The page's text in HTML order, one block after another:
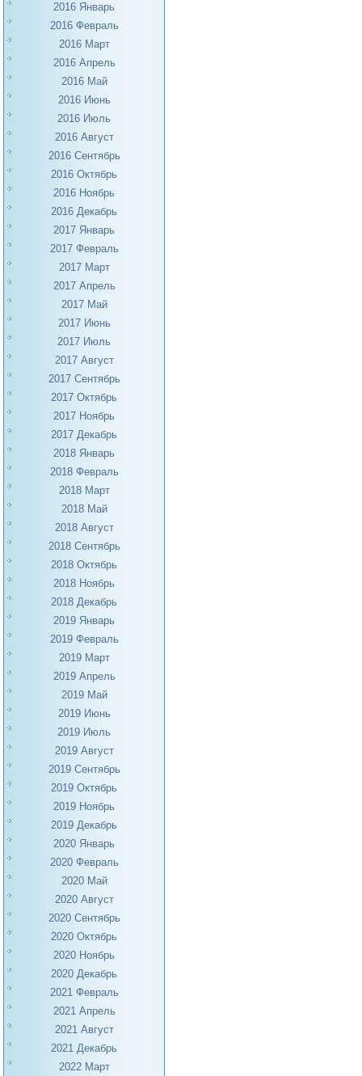
2016 Январь
2016 Февраль
2016 Март
2016 Апрель
2016 Май
2016 Июнь
2016 Июль
2016 Август
2016 Сентябрь
2016 Октябрь
2016 Ноябрь
2016 Декабрь
2017 Январь
2017 Февраль
2017 Март
2017 Апрель
2017 Май
2017 Июнь
2017 Июль
2017 Август
2017 Сентябрь
2017 Октябрь
2017 Ноябрь
2017 Декабрь
2018 Январь
2018 Февраль
2018 Март
2018 Май
2018 Август
2018 Сентябрь
2018 Октябрь
2018 Ноябрь
2018 Декабрь
2019 Январь
2019 Февраль
2019 Март
2019 Апрель
2019 Май
2019 Июнь
2019 Июль
2019 Август
2019 Сентябрь
2019 Октябрь
2019 Ноябрь
2019 Декабрь
2020 Январь
2020 Февраль
2020 Май
2020 Август
2020 Сентябрь
2020 Октябрь
2020 Ноябрь
2020 Декабрь
2021 Февраль
2021 Апрель
2021 Август
2021 Декабрь
2022 Март